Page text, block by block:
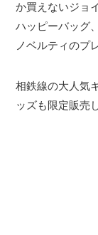
か買えないジョ
ハッピーバッグ
ノベルティのプ
相鉄線の大人気
ッズも限定販売